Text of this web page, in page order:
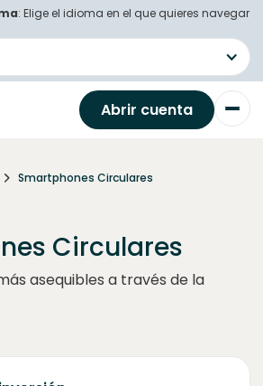
: Elige el idioma en el que quieres navegar
Abrir cuenta
Smartphones Circulares
Circulares
asequibles a través de la